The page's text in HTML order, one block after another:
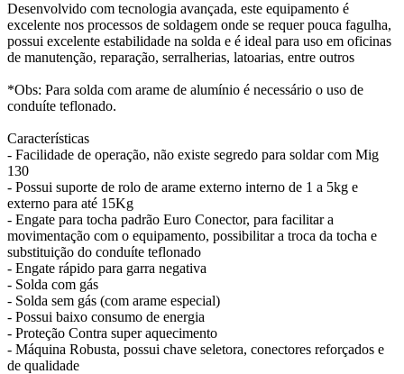
Desenvolvido com tecnologia avançada, este equipamento é
excelente nos processos de soldagem onde se requer pouca fagulha,
possui excelente estabilidade na solda e é ideal para uso em oficinas
de manutenção, reparação, serralherias, latoarias, entre outros
*Obs: Para solda com arame de alumínio é necessário o uso de
conduíte teflonado.
Características
- Facilidade de operação, não existe segredo para soldar com Mig
130
- Possui suporte de rolo de arame externo interno de 1 a 5kg e
externo para até 15Kg
- Engate para tocha padrão Euro Conector, para facilitar a
movimentação com o equipamento, possibilitar a troca da tocha e
substituição do conduíte teflonado
- Engate rápido para garra negativa
- Solda com gás
- Solda sem gás (com arame especial)
- Possui baixo consumo de energia
- Proteção Contra super aquecimento
- Máquina Robusta, possui chave seletora, conectores reforçados e
de qualidade